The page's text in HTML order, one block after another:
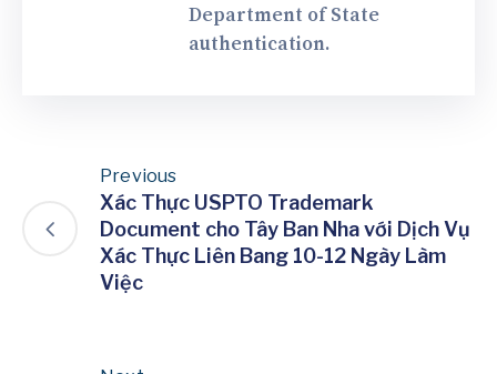
Department of State
authentication.
Previous
Xác Thực USPTO Trademark
Document cho Tây Ban Nha với Dịch Vụ
Xác Thực Liên Bang 10-12 Ngày Làm
Việc